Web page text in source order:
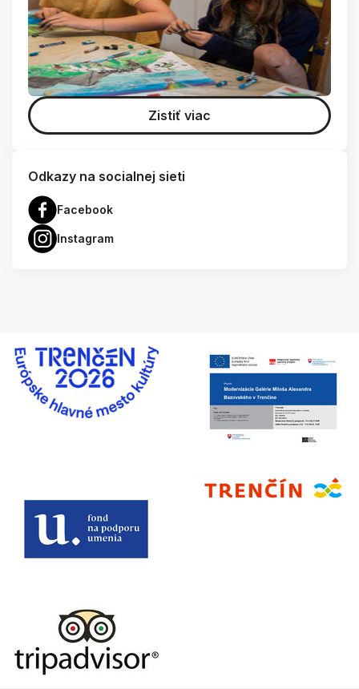
Zistiť viac
Odkazy na socialnej sieti
Facebook
Instagram